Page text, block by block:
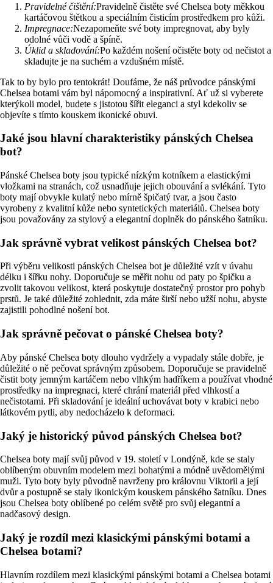
Pravidelné čištění:Pravidelně čistěte své Chelsea boty měkkou
kartáčovou štětkou a speciálním čisticím prostředkem pro kůži.
Impregnace:Nezapomeňte své boty impregnovat, aby byly
odolné vůči vodě a špíně.
Úklid a skladování:Po každém nošení očistěte boty od nečistot a
skladujte je na suchém a vzdušném místě.
Tak to by bylo pro tentokrát! Doufáme, že náš průvodce pánskými
Chelsea botami vám byl nápomocný a inspirativní. Ať už si vyberete
kterýkoli model, budete s jistotou šířit eleganci a styl kdekoliv se
objevíte s tímto kouskem ikonické obuvi.
Jaké jsou hlavní charakteristiky pánských Chelsea
bot?
Pánské Chelsea boty jsou typické nízkým kotníkem a elastickými
vložkami na stranách, což usnadňuje jejich obouvání a svlékání. Tyto
boty mají obvykle kulatý nebo mírně špičatý tvar, a jsou často
vyrobeny z kvalitní kůže nebo syntetických materiálů. Chelsea boty
jsou považovány za stylový a elegantní doplněk do pánského šatníku.
Jak správně vybrat velikost pánských Chelsea bot?
Při výběru velikosti pánských Chelsea bot je důležité vzít v úvahu
délku i šířku nohy. Doporučuje se měřit nohu od paty po špičku a
zvolit takovou velikost, která poskytuje dostatečný prostor pro pohyb
prstů. Je také důležité zohlednit, zda máte širší nebo užší nohu, abyste
zajistili pohodlné nošení bot.
Jak správně pečovat o pánské Chelsea boty?
Aby pánské Chelsea boty dlouho vydržely a vypadaly stále dobře, je
důležité o ně pečovat správným způsobem. Doporučuje se pravidelně
čistit boty jemným kartáčem nebo vlhkým hadříkem a používat vhodné
prostředky na impregnaci, které chrání materiál před vlhkostí a
nečistotami. Při skladování je ideální uchovávat boty v krabici nebo
látkovém pytli, aby nedocházelo k deformaci.
Jaký je historický původ pánských Chelsea bot?
Chelsea boty mají svůj původ v 19. století v Londýně, kde se staly
oblíbeným obuvním modelem mezi bohatými a módně uvědomělými
muži. Tyto boty byly původně navrženy pro královnu Viktorii a její
dvůr a postupně se staly ikonickým kouskem pánského šatníku. Dnes
jsou Chelsea boty oblíbené po celém světě pro svůj elegantní a
nadčasový design.
Jaký je rozdíl mezi klasickými pánskými botami a
Chelsea botami?
Hlavním rozdílem mezi klasickými pánskými botami a Chelsea botami